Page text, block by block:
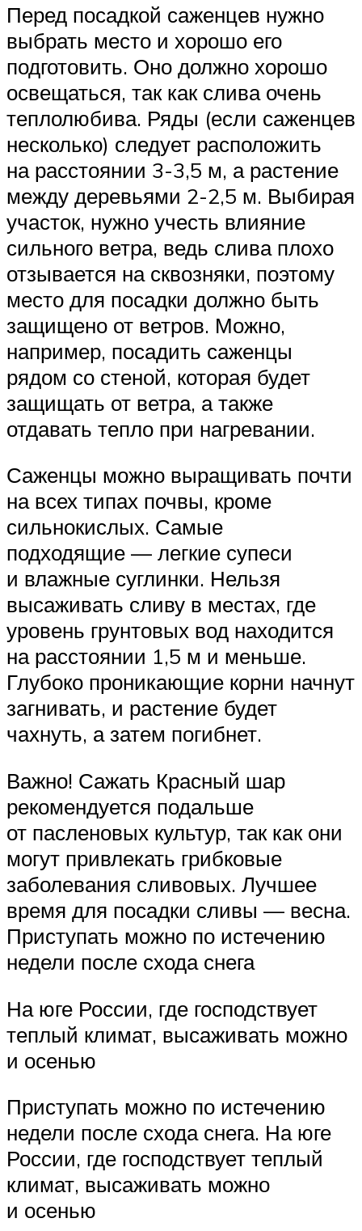
Перед посадкой саженцев нужно
выбрать место и хорошо его
подготовить. Оно должно хорошо
освещаться, так как слива очень
теплолюбива. Ряды (если саженцев
несколько) следует расположить
на расстоянии 3-3,5 м, а растение
между деревьями 2-2,5 м. Выбирая
участок, нужно учесть влияние
сильного ветра, ведь слива плохо
отзывается на сквозняки, поэтому
место для посадки должно быть
защищено от ветров. Можно,
например, посадить саженцы
рядом со стеной, которая будет
защищать от ветра, а также
отдавать тепло при нагревании.
Саженцы можно выращивать почти
на всех типах почвы, кроме
сильнокислых. Самые
подходящие — легкие супеси
и влажные суглинки. Нельзя
высаживать сливу в местах, где
уровень грунтовых вод находится
на расстоянии 1,5 м и меньше.
Глубоко проникающие корни начнут
загнивать, и растение будет
чахнуть, а затем погибнет.
Важно! Сажать Красный шар
рекомендуется подальше
от пасленовых культур, так как они
могут привлекать грибковые
заболевания сливовых. Лучшее
время для посадки сливы — весна.
Приступать можно по истечению
недели после схода снега
На юге России, где господствует
теплый климат, высаживать можно
и осенью
Приступать можно по истечению
недели после схода снега. На юге
России, где господствует теплый
климат, высаживать можно
и осенью